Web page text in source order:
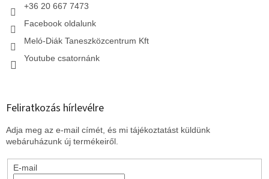
+36 20 667 7473
Facebook oldalunk
Meló-Diák Taneszközcentrum Kft
Youtube csatornánk
Feliratkozás hírlevélre
Adja meg az e-mail címét, és mi tájékoztatást küldünk
webáruházunk új termékeiről.
E-mail